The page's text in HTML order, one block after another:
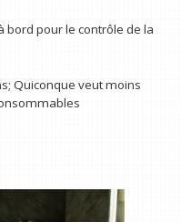
bord pour le contrôle de la
Quiconque veut moins